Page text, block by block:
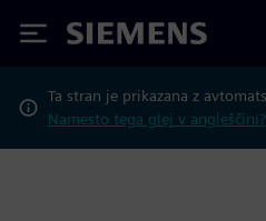
Siemens
Ta stran je prikazana z
Namesto tega glej v angleščini?